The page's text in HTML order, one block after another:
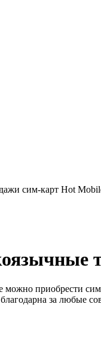
сим-карт Hot
приобрести
за любые